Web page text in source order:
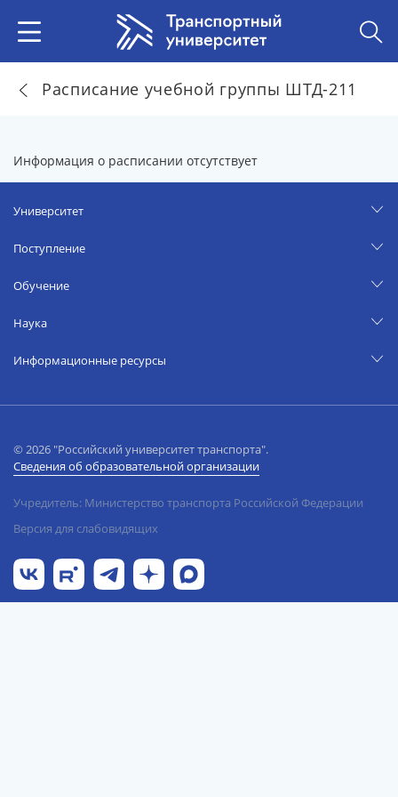
Расписание учебной группы ШТД-211
Информация о расписании отсутствует
Университет
Поступление
Обучение
Наука
Информационные ресурсы
© 2026 "Российский университет транспорта".
Сведения об образовательной организации
Учредитель: Министерство транспорта Российской Федерации
Версия для слабовидящих